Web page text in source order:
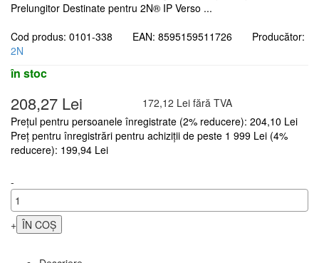
Prelungitor Destinate pentru 2N® IP Verso ...
Cod produs: 0101-338 EAN: 8595159511726 Producător:
2N
în stoc
208,27 Lei
172,12 Lei fără TVA
Prețul pentru persoanele înregistrate (2% reducere): 204,10 Lei
Preț pentru înregistrări pentru achiziții de peste 1 999 Lei (4%
reducere): 199,94 Lei
-
+